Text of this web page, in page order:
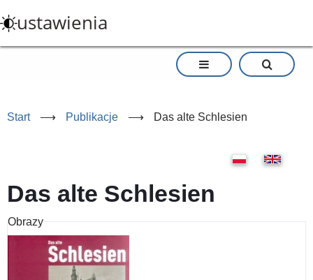
do
treści
ustawienia
Start ⟶ Publikacje ⟶ Das alte Schlesien
Das alte Schlesien
Obrazy